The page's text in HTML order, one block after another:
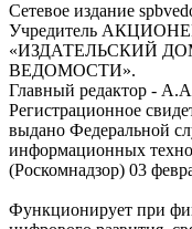
Сетевое издание
Учредитель
«ИЗДАТЕЛЬСКИЙ
ВЕДОМОСТИ».
Главный редактор -
Регистрационное
выдано Федеральной
информационных
(Роскомнадзор) 03
Функционирует при